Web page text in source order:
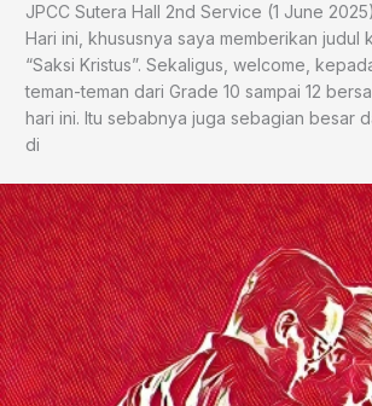
JPCC Sutera Hall 2nd Service (1 June
Hari ini, khususnya saya memberikan judul
“Saksi Kristus”. Sekaligus, welcome,
teman-teman dari Grade 10 sampai 12
hari ini. Itu sebabnya juga sebagian besar
di